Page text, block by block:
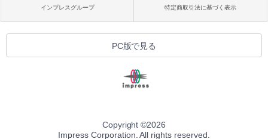
インプレスグループ 特定商取引法に基づく表示
PC版で見る
Copyright ©2026
Impress Corporation. All rights reserved.